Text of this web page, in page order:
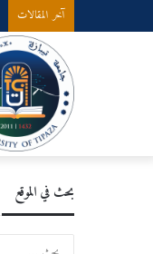
آخر المقالات
بحث في الموقع